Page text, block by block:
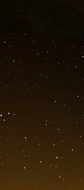
90,
Palace
pour lui
parfois des
offre un
le juge
de 45